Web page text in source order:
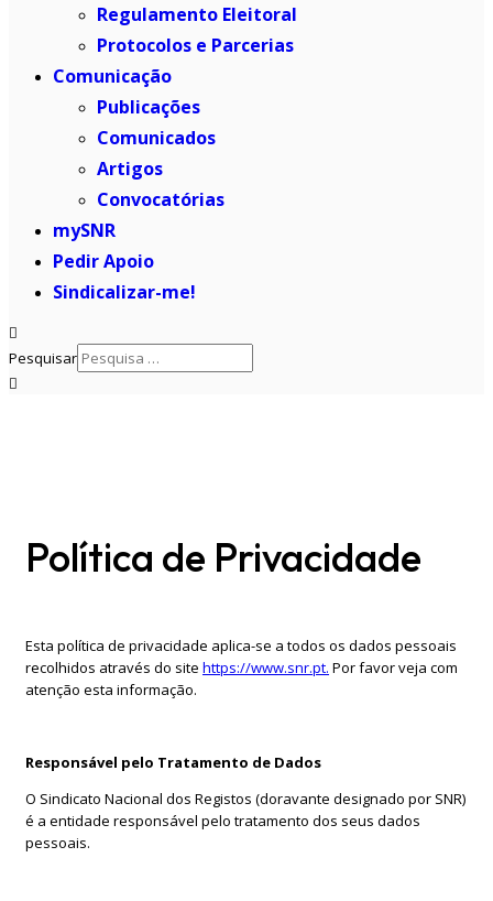
Regulamento Eleitoral
Protocolos e Parcerias
Comunicação
Publicações
Comunicados
Artigos
Convocatórias
mySNR
Pedir Apoio
Sindicalizar-me!
Pesquisar
Política de Privacidade
Esta política de privacidade aplica-se a todos os dados pessoais
recolhidos através do site https://www.snr.pt. Por favor veja com
atenção esta informação.
Responsável pelo Tratamento de Dados
O Sindicato Nacional dos Registos (doravante designado por SNR)
é a entidade responsável pelo tratamento dos seus dados
pessoais.